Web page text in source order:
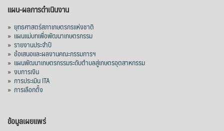
แผน-ผลการดำเนินงาน
» ยุทธศาสตร์สภาเกษตรกรแห่งชาติ
» แผนแม่บทเพื่อพัฒนาเกษตรกรรม
» รายงานประจำปี
» ข้อเสนอและผลงานคณะกรรมการฯ
» แผนพัฒนาเกษตรกรรมระดับตำบลสู่เกษตรอุตสาหกรรม
» งบการเงิน
» การประเมิน ITA
» การเลือกตั้ง
ข้อมูลเผยแพร่